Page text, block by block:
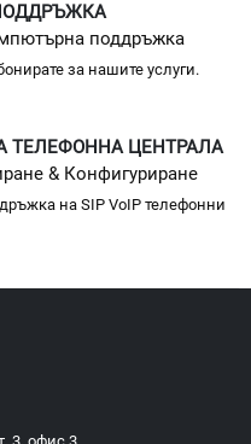
поддръжка
за нашите услуги.
ТЕЛЕФОННА ЦЕНТРАЛА
& Конфигуриране
на SIP VoIP телефонни